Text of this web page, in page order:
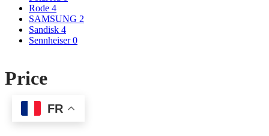
Rode 4
SAMSUNG 2
Sandisk 4
Sennheiser 0
Price
FR